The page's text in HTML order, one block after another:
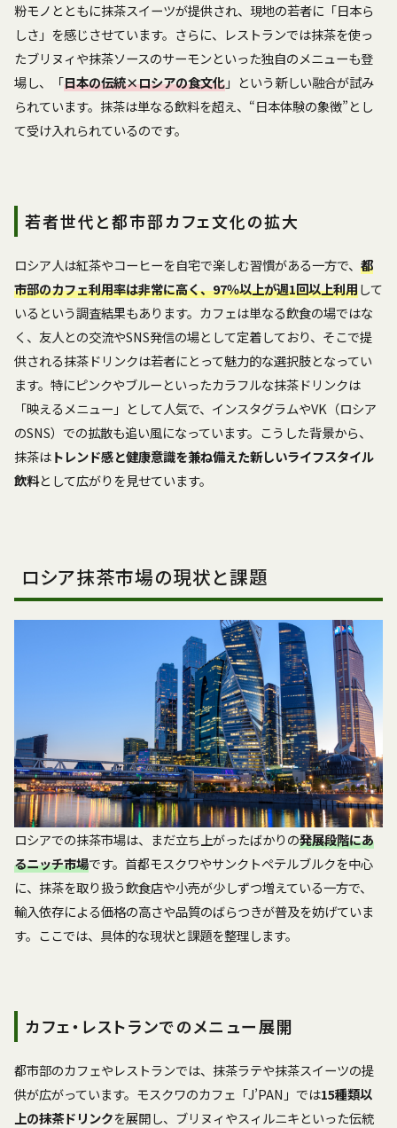
粉モノとともに抹茶スイーツが提供され、現地の若者に「日本ら
しさ」を感じさせています。さらに、レストランでは抹茶を使っ
たブリヌィや抹茶ソースのサーモンといった独自のメニューも登
場し、「日本の伝統×ロシアの食文化」という新しい融合が試み
られています。抹茶は単なる飲料を超え、“日本体験の象徴”とし
て受け入れられているのです。
若者世代と都市部カフェ文化の拡大
ロシア人は紅茶やコーヒーを自宅で楽しむ習慣がある一方で、 都
市部のカフェ利用率は非常に高く、97％以上が週1回以上利用して
いるという調査結果もあります。カフェは単なる飲食の場ではな
く、友人との交流やSNS発信の場として定着しており、そこで提
供される抹茶ドリンクは若者にとって魅力的な選択肢となってい
ます。特にピンクやブルーといったカラフルな抹茶ドリンクは
「映えるメニュー」として人気で、インスタグラムやVK（ロシア
のSNS）での拡散も追い風になっています。こうした背景から、
抹茶はトレンド感と健康意識を兼ね備えた新しいライフスタイル
飲料として広がりを見せています。
ロシア抹茶市場の現状と課題
ロシアでの抹茶市場は、まだ立ち上がったばかりの発展段階にあ
るニッチ市場です。首都モスクワやサンクトペテルブルクを中心
に、抹茶を取り扱う飲食店や小売が少しずつ増えている一方で、
輸入依存による価格の高さや品質のばらつきが普及を妨げていま
す。ここでは、具体的な現状と課題を整理します。
カフェ・レストランでのメニュー展開
都市部のカフェやレストランでは、抹茶ラテや抹茶スイーツの提
供が広がっています。モスクワのカフェ「J’PAN」では15種類以
上の抹茶ドリンクを展開し、ブリヌィやスィルニキといった伝統